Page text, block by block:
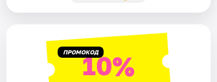
ПРОМОКОД10%